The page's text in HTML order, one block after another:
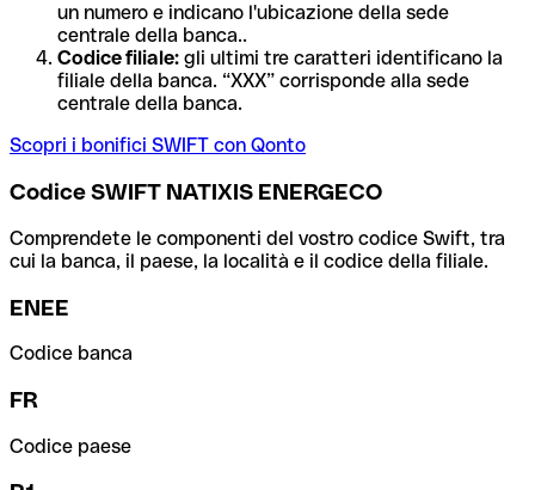
un numero e indicano l'ubicazione della sede
centrale della banca..
Codice filiale: gli ultimi tre caratteri identificano la
filiale della banca. “XXX” corrisponde alla sede
centrale della banca.
Scopri i bonifici SWIFT con Qonto
Codice SWIFT NATIXIS ENERGECO
Comprendete le componenti del vostro codice Swift, tra
cui la banca, il paese, la località e il codice della filiale.
ENEE
Codice banca
FR
Codice paese